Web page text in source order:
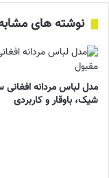
نوشته های
مدل لباس مردانه افغانی
شیک، باوقار و کاربردی